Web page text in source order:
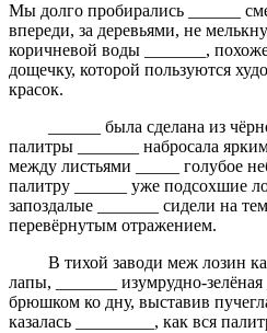
Мы долго пробирались ______
впереди, за деревьями, не
коричневой воды _______,
дощечку, которой пользуются
красок.
______ была сделана из
палитры _______ набросала
между листьями _____ голубое
палитру ______ уже подсохшие
запоздалые _______ сидели на
перевёрнутым отражением.
В тихой заводи меж лозин
лапы, _______ изумрудно-
брюшком ко дну, выставив
казалась _________, как вся